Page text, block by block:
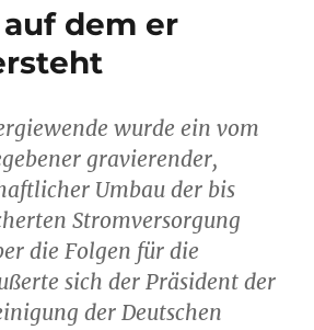
dem er
wurde ein vom
gravierender,
Umbau der bis
Stromversorgung
die Folgen für die
sich der Präsident der
der Deutschen